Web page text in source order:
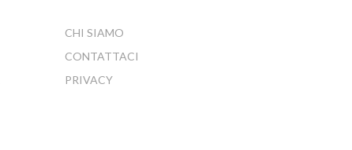
CHI SIAMO
CONTATTACI
PRIVACY